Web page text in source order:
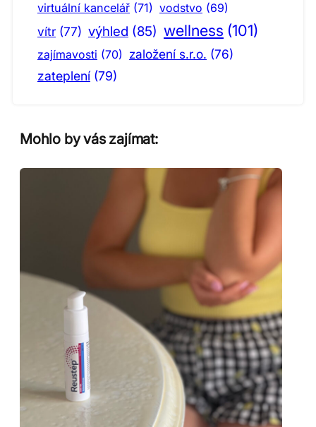
virtuální kancelář (71) vodstvo (69)
vítr (77) výhled (85) wellness (101)
zajímavosti (70) založení s.r.o. (76)
zateplení (79)
Mohlo by vás zajímat: